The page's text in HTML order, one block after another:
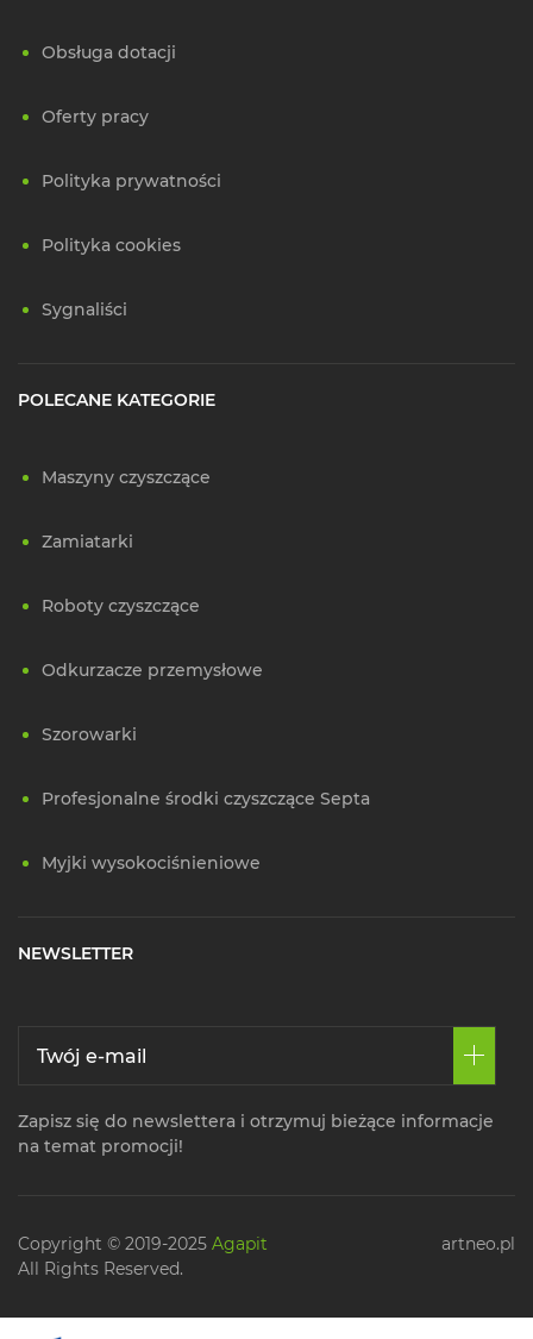
Obsługa dotacji
Oferty pracy
Polityka prywatności
Polityka cookies
Sygnaliści
POLECANE KATEGORIE
Maszyny czyszczące
Zamiatarki
Roboty czyszczące
Odkurzacze przemysłowe
Szorowarki
Profesjonalne środki czyszczące Septa
Myjki wysokociśnieniowe
NEWSLETTER
Zapisz się do newslettera i otrzymuj bieżące informacje
na temat promocji!
Copyright © 2019-2025 Agapit
All Rights Reserved.
artneo.pl